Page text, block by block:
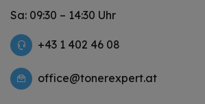
Sa: 09:30 – 14:30 Uhr
+43 1 402 46 08
office@tonerexpert.at